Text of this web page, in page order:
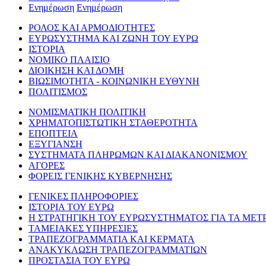
Ενημέρωση Ενημέρωση
ΡΟΛΟΣ ΚΑΙ ΑΡΜΟΔΙΟΤΗΤΕΣ
ΕΥΡΩΣΥΣΤΗΜΑ ΚΑΙ ΖΩΝΗ ΤΟΥ ΕΥΡΩ
ΙΣΤΟΡΙΑ
ΝΟΜΙΚΟ ΠΛΑΙΣΙΟ
ΔΙΟΙΚΗΣΗ ΚΑΙ ΔΟΜΗ
ΒΙΩΣΙΜΟΤΗΤΑ - ΚΟΙΝΩΝΙΚΗ ΕΥΘΥΝΗ
ΠΟΛΙΤΙΣΜΟΣ
ΝΟΜΙΣΜΑΤΙΚΗ ΠΟΛΙΤΙΚΗ
ΧΡΗΜΑΤΟΠΙΣΤΩΤΙΚΗ ΣΤΑΘΕΡΟΤΗΤΑ
ΕΠΟΠΤΕΙΑ
ΕΞΥΓΙΑΝΣΗ
ΣΥΣΤΗΜΑΤΑ ΠΛΗΡΩΜΩΝ ΚΑΙ ΔΙΑΚΑΝΟΝΙΣΜΟΥ
ΑΓΟΡΕΣ
ΦΟΡΕΙΣ ΓΕΝΙΚΗΣ ΚΥΒΕΡΝΗΣΗΣ
ΓΕΝΙΚΕΣ ΠΛΗΡΟΦΟΡΙΕΣ
ΙΣΤΟΡΙΑ ΤΟΥ ΕΥΡΩ
Η ΣΤΡΑΤΗΓΙΚΗ ΤΟΥ ΕΥΡΩΣΥΣΤΗΜΑΤΟΣ ΓΙΑ ΤΑ
ΤΑΜΕΙΑΚΕΣ ΥΠΗΡΕΣΙΕΣ
ΤΡΑΠΕΖΟΓΡΑΜΜΑΤΙΑ ΚΑΙ ΚΕΡΜΑΤΑ
ΑΝΑΚΥΚΛΩΣΗ ΤΡΑΠΕΖΟΓΡΑΜΜΑΤΙΩΝ
ΠΡΟΣΤΑΣΙΑ ΤΟΥ ΕΥΡΩ